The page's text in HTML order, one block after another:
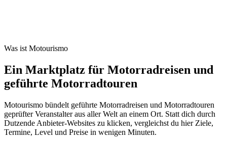
Was ist Motourismo
Ein Marktplatz für Motorradreisen und
geführte Motorradtouren
Motourismo bündelt geführte Motorradreisen und Motorradtouren
geprüfter Veranstalter aus aller Welt an einem Ort. Statt dich durch
Dutzende Anbieter-Websites zu klicken, vergleichst du hier Ziele,
Termine, Level und Preise in wenigen Minuten.